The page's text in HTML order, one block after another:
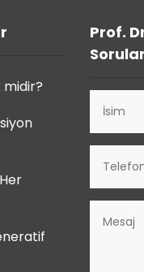
midir?
Prof.